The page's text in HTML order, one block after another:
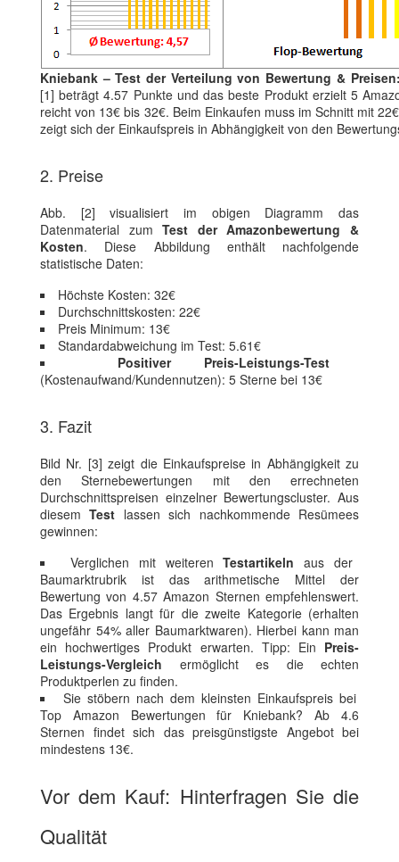
Kniebank – Test der Verteilung von Bewertung &
[1] beträgt 4.57 Punkte und das beste Produkt erzielt 5
reicht von 13€ bis 32€. Beim Einkaufen muss im Schnitt mit
zeigt sich der Einkaufspreis in Abhängigkeit von den
2. Preise
Abb. [2] visualisiert im obigen Diagramm das
Datenmaterial zumTest der Amazonbewertung &
Kosten. Diese Abbildung enthält nachfolgende
statistische Daten:
Höchste Kosten: 32€
Durchschnittskosten: 22€
Preis Minimum: 13€
Standardabweichung im Test: 5.61€
Positiver Preis-Leistungs-Test
(Kostenaufwand/Kundennutzen): 5 Sterne bei 13€
3. Fazit
Bild Nr. [3] zeigt die Einkaufspreise in Abhängigkeit zu
den Sternebewertungen mit den errechneten
Durchschnittspreisen einzelner Bewertungscluster. Aus
diesemTest lassen sich nachkommende Resümees
gewinnen:
Verglichen mit weiterenTestartikeln aus der
Baumarktrubrik ist das arithmetische Mittel der
Bewertung von 4.57 Amazon Sternen empfehlenswert.
Das Ergebnis langt für die zweite Kategorie (erhalten
ungefähr 54% aller Baumarktwaren). Hierbei kann man
ein hochwertiges Produkt erwarten. Tipp: Ein Preis-
Leistungs-Vergleich ermöglicht es die echten
Produktperlen zu finden.
Sie stöbern nach dem kleinsten Einkaufspreis bei
Top Amazon Bewertungen für Kniebank? Ab 4.6
Sternen findet sich das preisgünstigste Angebot bei
mindestens 13€.
Vor dem Kauf: Hinterfragen Sie die
Qualität